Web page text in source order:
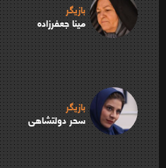
بازیگر
مینا جعفرزاده
بازیگر
سحر دولتشاهی